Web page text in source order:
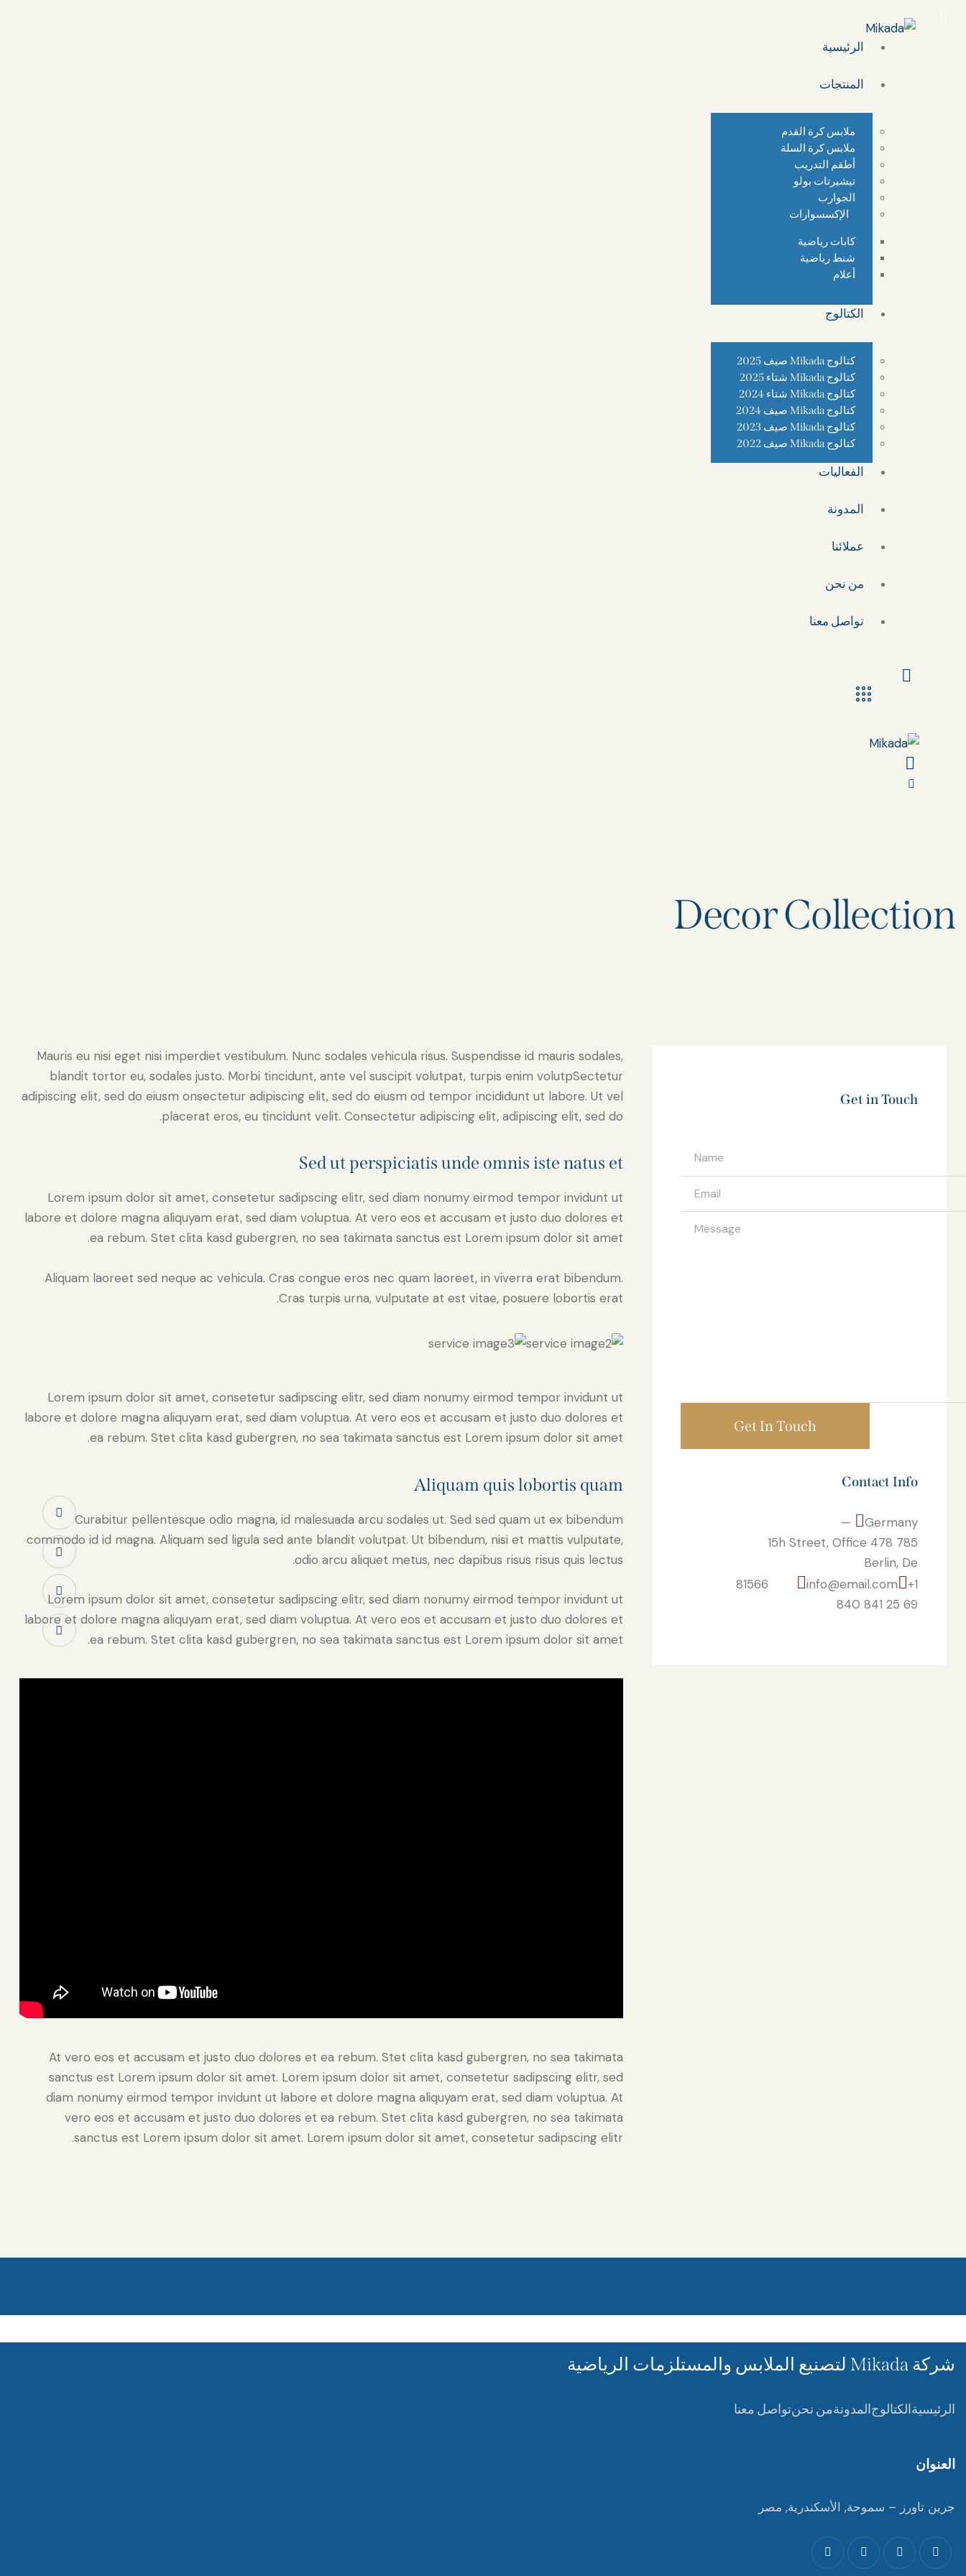
الرئيسية
المنتجات
ملابس كرة القدم
ملابس كرة السلة
أطقم التدريب
تيشيرتات بولو
الجوارب
الإكسسوارات
كابات رياضية
شنط رياضية
أعلام
الكتالوج
كتالوج Mikada صيف 2025
كتالوج Mikada شتاء 2025
كتالوج Mikada شتاء 2024
كتالوج Mikada صيف 2024
كتالوج Mikada صيف 2023
كتالوج Mikada صيف 2022
الفعاليات
المدونة
عملائنا
من نحن
تواصل معنا
Decor Collection
Mauris eu nisi eget nisi imperdiet vestibulum. Nunc sodales vehicula risus. Suspendisse id mauris sodales,
blandit tortor eu, sodales justo. Morbi tincidunt, ante vel suscipit volutpat, turpis enim volutpSectetur
adipiscing elit, sed do eiusm onsectetur adipiscing elit, sed do eiusm od tempor incididunt ut labore. Ut vel
placerat eros, eu tincidunt velit. Consectetur adipiscing elit, adipiscing elit, sed do.
Sed ut perspiciatis unde omnis iste natus et
Lorem ipsum dolor sit amet, consetetur sadipscing elitr, sed diam nonumy eirmod tempor invidunt ut
labore et dolore magna aliquyam erat, sed diam voluptua. At vero eos et accusam et justo duo dolores et
ea rebum. Stet clita kasd gubergren, no sea takimata sanctus est Lorem ipsum dolor sit amet.
Aliquam laoreet sed neque ac vehicula. Cras congue eros nec quam laoreet, in viverra erat bibendum.
Cras turpis urna, vulputate at est vitae, posuere lobortis erat.
Lorem ipsum dolor sit amet, consetetur sadipscing elitr, sed diam nonumy eirmod tempor invidunt ut
labore et dolore magna aliquyam erat, sed diam voluptua. At vero eos et accusam et justo duo dolores et
ea rebum. Stet clita kasd gubergren, no sea takimata sanctus est Lorem ipsum dolor sit amet.
Aliquam quis lobortis quam
Curabitur pellentesque odio magna, id malesuada arcu sodales ut. Sed sed quam ut ex bibendum
commodo id id magna. Aliquam sed ligula sed ante blandit volutpat. Ut bibendum, nisi et mattis vulputate,
odio arcu aliquet metus, nec dapibus risus risus quis lectus.
Lorem ipsum dolor sit amet, consetetur sadipscing elitr, sed diam nonumy eirmod tempor invidunt ut
labore et dolore magna aliquyam erat, sed diam voluptua. At vero eos et accusam et justo duo dolores et
ea rebum. Stet clita kasd gubergren, no sea takimata sanctus est Lorem ipsum dolor sit amet.
At vero eos et accusam et justo duo dolores et ea rebum. Stet clita kasd gubergren, no sea takimata
sanctus est Lorem ipsum dolor sit amet. Lorem ipsum dolor sit amet, consetetur sadipscing elitr, sed
diam nonumy eirmod tempor invidunt ut labore et dolore magna aliquyam erat, sed diam voluptua. At
vero eos et accusam et justo duo dolores et ea rebum. Stet clita kasd gubergren, no sea takimata
sanctus est Lorem ipsum dolor sit amet. Lorem ipsum dolor sit amet, consetetur sadipscing elitr.
Get in Touch
Contact Info
Germany —
785 15h Street, Office 478
Berlin, De
81566
info@email.com
+1
840 841 25 69
شركة Mikada لتصنيع الملابس والمستلزمات الرياضية
الرئيسيةالكتالوجالمدونةمن نحنتواصل معنا
العنوان
جرين تاورز – سموحة, الأسكندرية, مصر